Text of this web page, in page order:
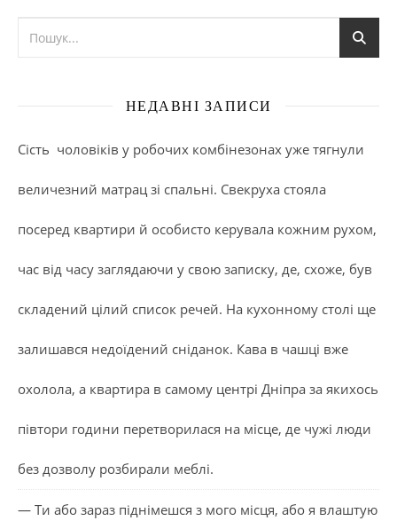
НЕДАВНІ ЗАПИСИ
Сість чоловіків у робочих комбінезонах уже тягнули
величезний матрац зі спальні. Свекруха стояла
посеред квартири й особисто керувала кожним рухом,
час від часу заглядаючи у свою записку, де, схоже, був
складений цілий список речей. На кухонному столі ще
залишався недоїдений сніданок. Кава в чашці вже
охолола, а квартира в самому центрі Дніпра за якихось
півтори години перетворилася на місце, де чужі люди
без дозволу розбирали меблі.
— Ти або зараз піднімешся з мого місця, або я влаштую